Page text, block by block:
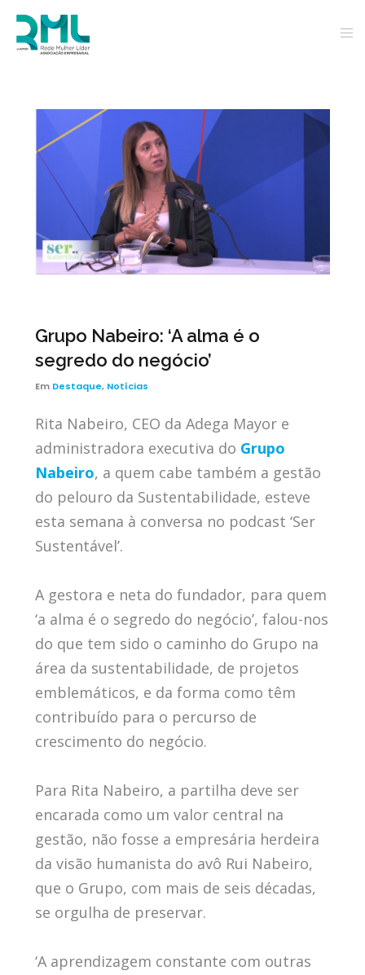
Grupo Nabeiro: ‘A alma é o
segredo do negócio’
Em Destaque, Notícias
Rita Nabeiro, CEO da Adega Mayor e
administradora executiva do Grupo
Nabeiro, a quem cabe também a gestão
do pelouro da Sustentabilidade, esteve
esta semana à conversa no podcast ‘Ser
Sustentável’.
A gestora e neta do fundador, para quem
‘a alma é o segredo do negócio’, falou-nos
do que tem sido o caminho do Grupo na
área da sustentabilidade, de projetos
emblemáticos, e da forma como têm
contribuído para o percurso de
crescimento do negócio.
Para Rita Nabeiro, a partilha deve ser
encarada como um valor central na
gestão, não fosse a empresária herdeira
da visão humanista do avô Rui Nabeiro,
que o Grupo, com mais de seis décadas,
se orgulha de preservar.
‘A aprendizagem constante com outras